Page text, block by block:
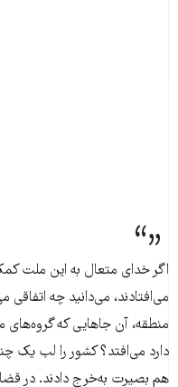
اگر خداى متعال به این ملت
مى‌افتادند، می‌دانید چه اتفاقى
منطقه، آن‌ جاهایی که گروه‌هاى
دارد مى‌افتد؟ کشور را لب یک